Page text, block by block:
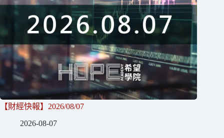
【財經快報】2026/08/07
2026-08-07